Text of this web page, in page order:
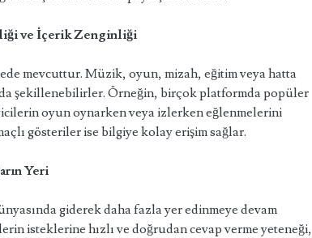
ve İçerik Zenginliği
mevcuttur. Müzik, oyun, mizah, eğitim veya hatta
şekillenebilirler. Örneğin, birçok platformda popüler
oyun oynarken veya izlerken eğlenmelerini
gösteriler ise bilgiye kolay erişim sağlar.
Yeri
giderek daha fazla yer edinmeye devam
isteklerine hızlı ve doğrudan cevap verme yeteneği,